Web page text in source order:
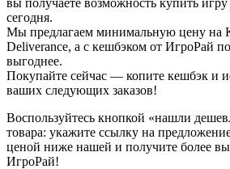
сегодня.
Мы предлагаем минимальную цену на
Deliverance, а с кешбэком от ИгроРай
выгоднее.
Покупайте сейчас — копите кешбэк и
ваших следующих заказов!
Воспользуйтесь кнопкой «нашли
товара: укажите ссылку на
ценой ниже нашей и получите более
ИгроРай!